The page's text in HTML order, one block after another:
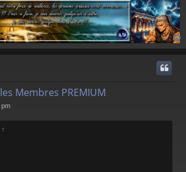
a
Membres PREMIUM
pm
↑